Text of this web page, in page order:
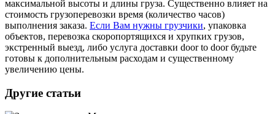
максимальной высоты и длины груза. Существенно влияет на
стоимость грузоперевозки время (количество часов)
выполнения заказа. Если Вам нужны грузчики, упаковка
объектов, перевозка скоропортящихся и хрупких грузов,
экстренный выезд, либо услуга доставки door to door будьте
готовы к дополнительным расходам и существенному
увеличению цены.
Другие статьи